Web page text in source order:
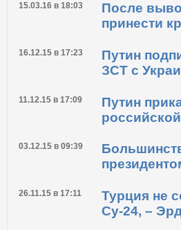
15.03.16 в 18:03
После
принести
16.12.15 в 17:23
Путин
ЗСТ с
11.12.15 в 17:09
Путин
03.12.15 в 09:39
26.11.15 в 17:11
Турция не
Су-24, –